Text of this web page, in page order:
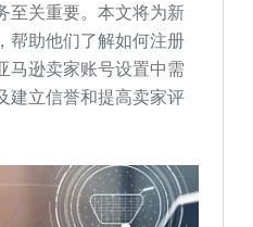
至关重要。本文将为新
帮助他们了解如何注册
马逊卖家账号设置中需
建立信誉和提高卖家评